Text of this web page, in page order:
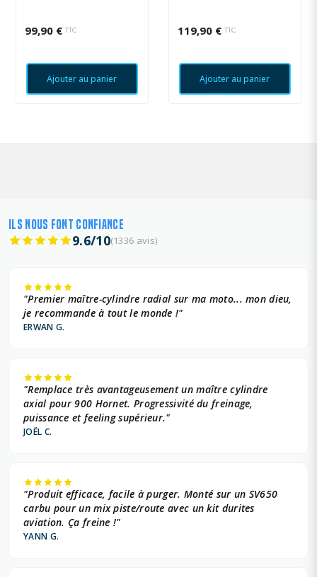
99,90 € TTC
Ajouter au panier
119,90 € TTC
Ajouter au panier
ILS NOUS FONT CONFIANCE
9.6/10(1336 avis)
"Premier maître-cylindre radial sur ma moto... mon dieu,
je recommande à tout le monde !"
ERWAN G.
"Remplace très avantageusement un maître cylindre
axial pour 900 Hornet. Progressivité du freinage,
puissance et feeling supérieur."
JOËL C.
"Produit efficace, facile à purger. Monté sur un SV650
carbu pour un mix piste/route avec un kit durites
aviation. Ça freine !"
YANN G.